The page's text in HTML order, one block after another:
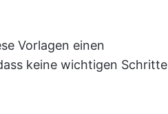
Vorlagen einen
keine wichtigen Schritte